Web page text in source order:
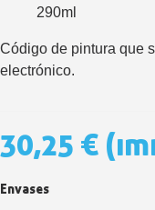
290ml
Código de pintura que
electrónico.
30,25 €
Envases